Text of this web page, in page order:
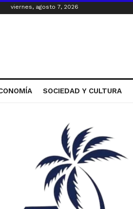
viernes, agosto 7, 2026
SOCIEDAD Y CULTURA